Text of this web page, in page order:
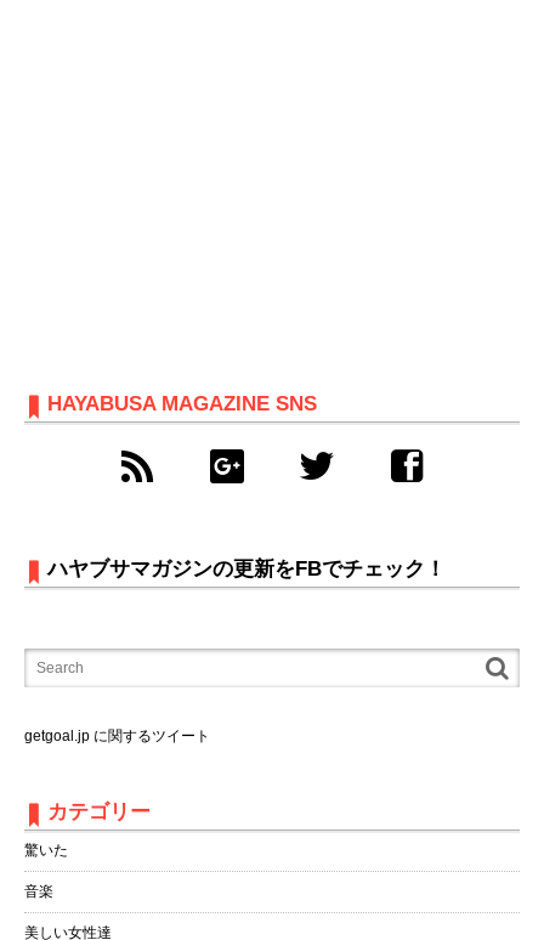
HAYABUSA MAGAZINE SNS
ハヤブサマガジンの更新をFBでチェック！
getgoal.jp に関するツイート
カテゴリー
驚いた
音楽
美しい女性達